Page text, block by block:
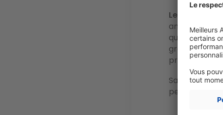
Les
ampoules
quand c’est
grâce à leur
Sachez que
permet d’